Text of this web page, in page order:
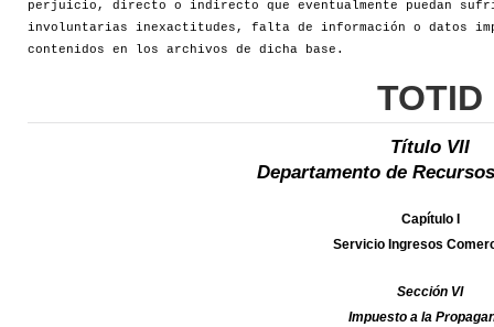
perjuicio, directo o indirecto que eventualmente puedan
involuntarias inexactitudes, falta de información o datos
contenidos en los archivos de dicha base.
TOTID
Título VII
Departamento de
Capítulo I
Servicio Ingresos
Sección VI
Impuesto a la